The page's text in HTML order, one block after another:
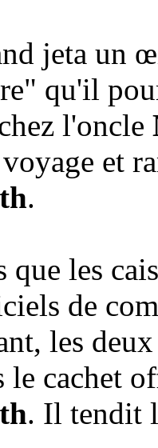
jeta un
qu'il
l'oncle
et
.
que les
de
les
le cachet
. Il tendit